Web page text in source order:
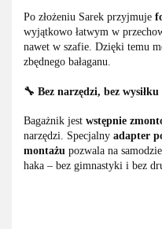
Po złożeniu Sarek przyjmuje
wyjątkowo łatwym w
nawet w szafie. Dzięki temu
zbędnego bałaganu.
🔧 Bez narzędzi, bez wysiłku
Bagażnik jest wstępnie
narzędzi. Specjalny adapter
montażu pozwala na
haka – bez gimnastyki i bez